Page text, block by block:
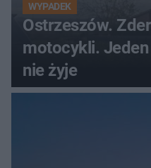
WYPADEK
Ostrzeszów.
motocykli.
nie żyje